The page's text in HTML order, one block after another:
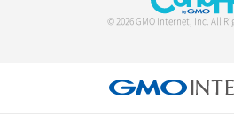
© 2026 GMO Internet, Inc. All